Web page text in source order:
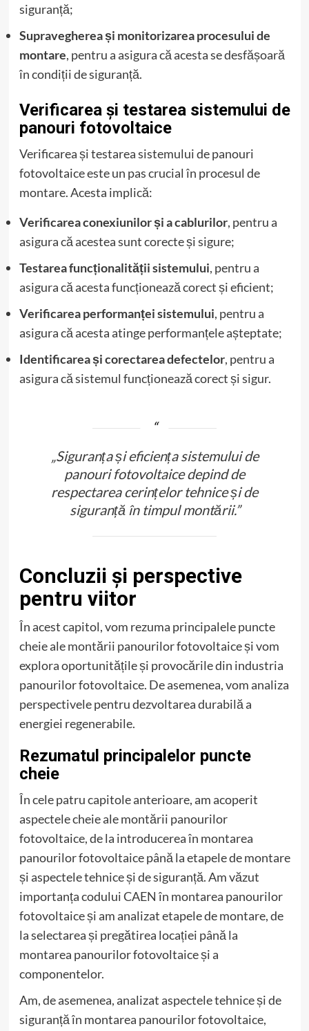
siguranță;
Supravegherea și monitorizarea procesului de
montare, pentru a asigura că acesta se desfășoară
în condiții de siguranță.
Verificarea și testarea sistemului de
panouri fotovoltaice
Verificarea și testarea sistemului de panouri
fotovoltaice este un pas crucial în procesul de
montare. Acesta implică:
Verificarea conexiunilor și a cablurilor, pentru a
asigura că acestea sunt corecte și sigure;
Testarea funcționalității sistemului, pentru a
asigura că acesta funcționează corect și eficient;
Verificarea performanței sistemului, pentru a
asigura că acesta atinge performanțele așteptate;
Identificarea și corectarea defectelor, pentru a
asigura că sistemul funcționează corect și sigur.
„Siguranța și eficiența sistemului de
panouri fotovoltaice depind de
respectarea cerințelor tehnice și de
siguranță în timpul montării.”
Concluzii și perspective
pentru viitor
În acest capitol, vom rezuma principalele puncte
cheie ale montării panourilor fotovoltaice și vom
explora oportunitățile și provocările din industria
panourilor fotovoltaice. De asemenea, vom analiza
perspectivele pentru dezvoltarea durabilă a
energiei regenerabile.
Rezumatul principalelor puncte
cheie
În cele patru capitole anterioare, am acoperit
aspectele cheie ale montării panourilor
fotovoltaice, de la introducerea în montarea
panourilor fotovoltaice până la etapele de montare
și aspectele tehnice și de siguranță. Am văzut
importanța codului CAEN în montarea panourilor
fotovoltaice și am analizat etapele de montare, de
la selectarea și pregătirea locației până la
montarea panourilor fotovoltaice și a
componentelor.
Am, de asemenea, analizat aspectele tehnice și de
siguranță în montarea panourilor fotovoltaice,